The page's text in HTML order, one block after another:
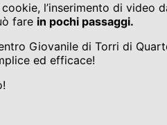
l’inserimento di video
fare in pochi passaggi.
Giovanile di Torri di
ed efficace!